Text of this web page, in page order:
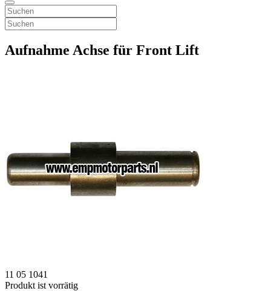
Aufnahme Achse für Front Lift
11 05 1041
Produkt ist vorrätig